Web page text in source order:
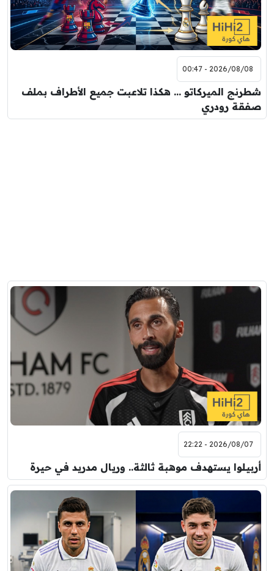
2026/08/08 - 00:47
شطرنج الميركاتو … هكذا تلاعبت جميع الأطراف بملف
صفقة رودري
2026/08/07 - 22:22
أربيلوا يستهدف موهبة ثالثة.. وريال مدريد في حيرة